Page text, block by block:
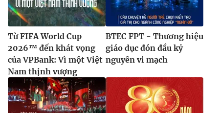
Từ FIFA World Cup
2026™ đến khát vọng
của VPBank: Vì một Việt
Nam thịnh vượng
BTEC FPT - Thương hiệu
giáo dục đón đầu kỷ
nguyên vi mạch